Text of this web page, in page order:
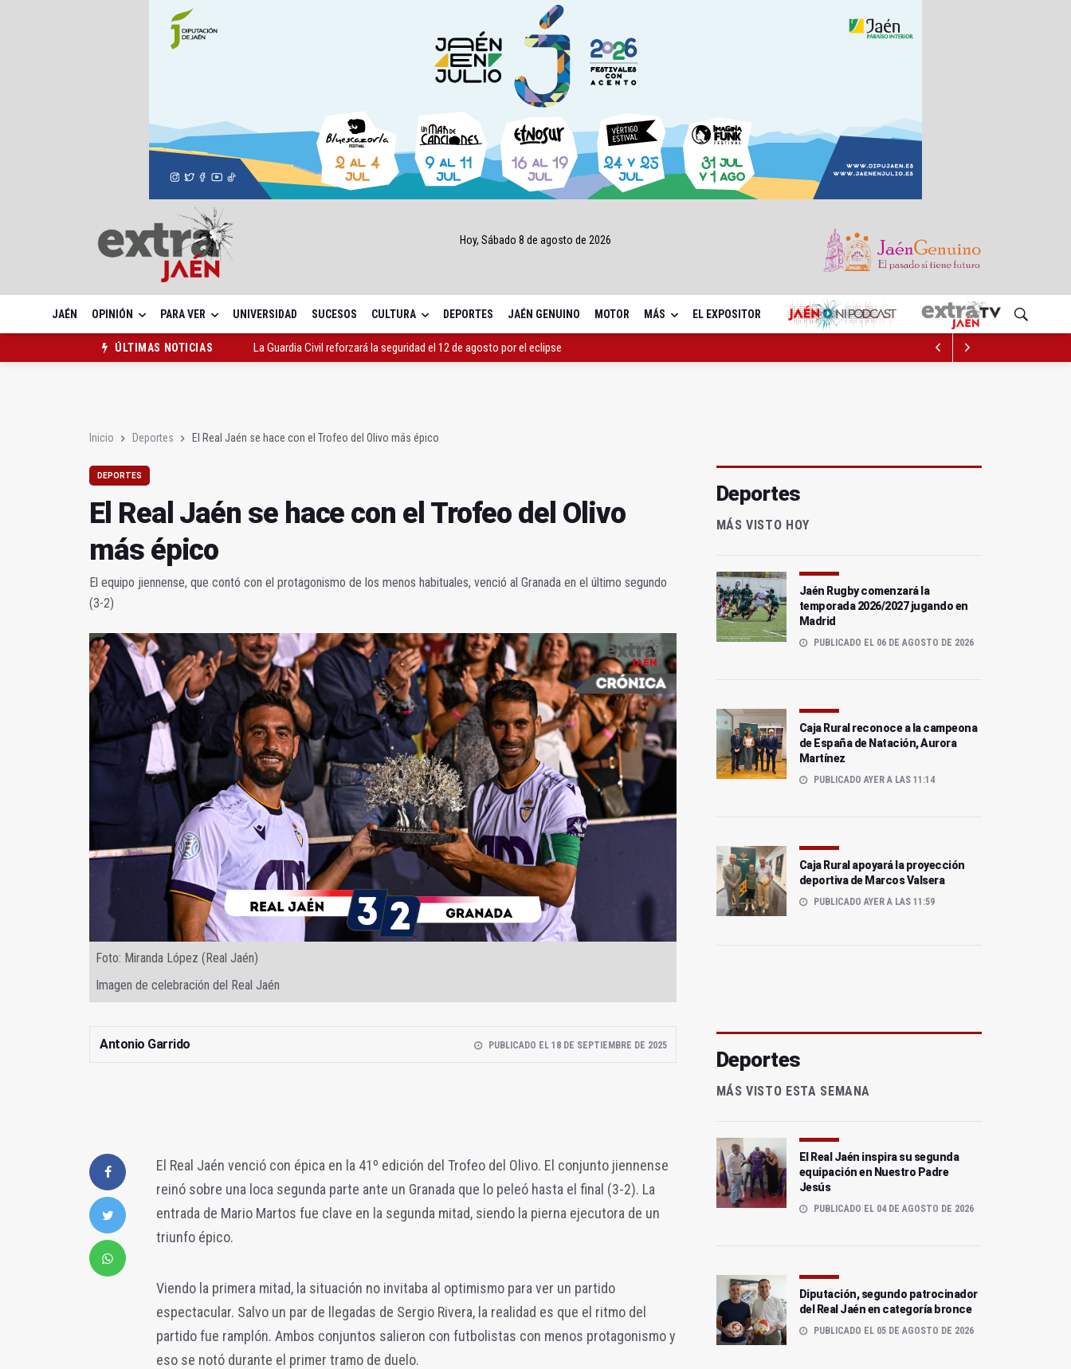
Hoy, Sábado 8 de agosto de 2026
JAÉN OPINIÓN PARA VER UNIVERSIDAD SUCESOS CULTURA DEPORTES JAÉN GENUINO MOTOR MÁS EL EXPOSITOR
ÚLTIMAS NOTICIAS
La Guardia Civil reforzará la seguridad el 12 de agosto por el eclipse
Inicio Deportes El Real Jaén se hace con el Trofeo del Olivo más épico
DEPORTES
El Real Jaén se hace con el Trofeo del Olivo
más épico
El equipo jiennense, que contó con el protagonismo de los menos habituales, venció al Granada en el último segundo
(3-2)
Foto: Miranda López (Real Jaén)
Imagen de celebración del Real Jaén
Antonio Garrido PUBLICADO EL 18 DE SEPTIEMBRE DE 2025
El Real Jaén venció con épica en la 41º edición del Trofeo del Olivo. El conjunto jiennense
reinó sobre una loca segunda parte ante un Granada que lo peleó hasta el final (3-2). La
entrada de Mario Martos fue clave en la segunda mitad, siendo la pierna ejecutora de un
triunfo épico.
Viendo la primera mitad, la situación no invitaba al optimismo para ver un partido
espectacular. Salvo un par de llegadas de Sergio Rivera, la realidad es que el ritmo del
partido fue ramplón. Ambos conjuntos salieron con futbolistas con menos protagonismo y
eso se notó durante el primer tramo de duelo.
Deportes
MÁS VISTO HOY
Jaén Rugby comenzará la
temporada 2026/2027 jugando en
Madrid
PUBLICADO EL 06 DE AGOSTO DE 2026
Caja Rural reconoce a la campeona
de España de Natación, Aurora
Martínez
PUBLICADO AYER A LAS 11:14
Caja Rural apoyará la proyección
deportiva de Marcos Valsera
PUBLICADO AYER A LAS 11:59
Deportes
MÁS VISTO ESTA SEMANA
El Real Jaén inspira su segunda
equipación en Nuestro Padre
Jesús
PUBLICADO EL 04 DE AGOSTO DE 2026
Diputación, segundo patrocinador
del Real Jaén en categoría bronce
PUBLICADO EL 05 DE AGOSTO DE 2026